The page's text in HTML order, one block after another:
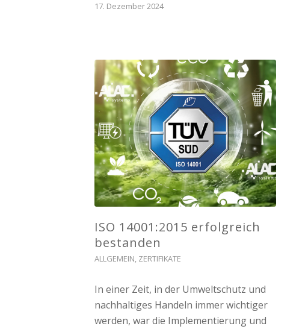
17. Dezember 2024
ISO 14001:2015 erfolgreich
bestanden
ALLGEMEIN, ZERTIFIKATE
In einer Zeit, in der Umweltschutz und
nachhaltiges Handeln immer wichtiger
werden, war die Implementierung und